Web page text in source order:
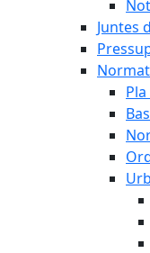
Juntes